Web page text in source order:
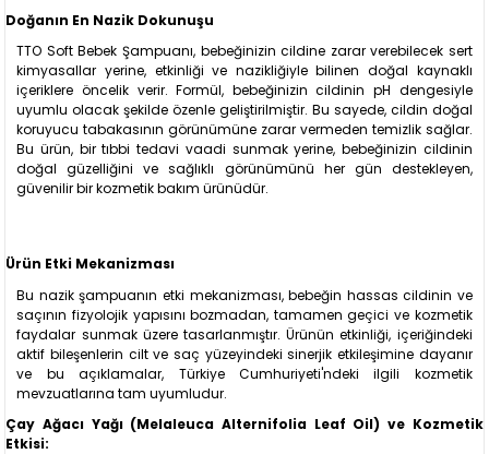
Doğanın En Nazik Dokunuşu
TTO Soft Bebek Şampuanı, bebeğinizin cildine zarar verebilecek sert
kimyasallar yerine, etkinliği ve nazikliğiyle bilinen doğal kaynaklı
içeriklere öncelik verir. Formül, bebeğinizin cildinin pH dengesiyle
uyumlu olacak şekilde özenle geliştirilmiştir. Bu sayede, cildin doğal
koruyucu tabakasının görünümüne zarar vermeden temizlik sağlar.
Bu ürün, bir tıbbi tedavi vaadi sunmak yerine, bebeğinizin cildinin
doğal güzelliğini ve sağlıklı görünümünü her gün destekleyen,
güvenilir bir kozmetik bakım ürünüdür.
Ürün Etki Mekanizması
Bu nazik şampuanın etki mekanizması, bebeğin hassas cildinin ve
saçının fizyolojik yapısını bozmadan, tamamen geçici ve kozmetik
faydalar sunmak üzere tasarlanmıştır. Ürünün etkinliği, içeriğindeki
aktif bileşenlerin cilt ve saç yüzeyindeki sinerjik etkileşimine dayanır
ve bu açıklamalar, Türkiye Cumhuriyeti'ndeki ilgili kozmetik
mevzuatlarına tam uyumludur.
Çay Ağacı Yağı (Melaleuca Alternifolia Leaf Oil) ve Kozmetik
Etkisi: